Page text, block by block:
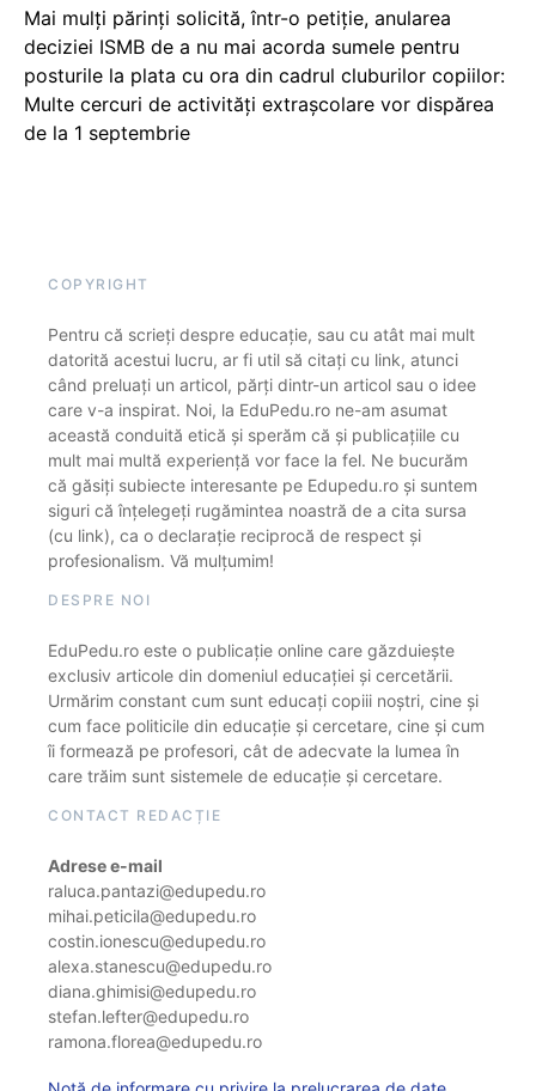
Mai mulți părinți solicită, într-o petiție, anularea
deciziei ISMB de a nu mai acorda sumele pentru
posturile la plata cu ora din cadrul cluburilor copiilor:
Multe cercuri de activități extrașcolare vor dispărea
de la 1 septembrie
COPYRIGHT
Pentru că scrieți despre educație, sau cu atât mai mult
datorită acestui lucru, ar fi util să citați cu link, atunci
când preluați un articol, părți dintr-un articol sau o idee
care v-a inspirat. Noi, la EduPedu.ro ne-am asumat
această conduită etică și sperăm că și publicațiile cu
mult mai multă experiență vor face la fel. Ne bucurăm
că găsiți subiecte interesante pe Edupedu.ro și suntem
siguri că înțelegeți rugămintea noastră de a cita sursa
(cu link), ca o declarație reciprocă de respect și
profesionalism. Vă mulțumim!
DESPRE NOI
EduPedu.ro este o publicație online care găzduiește
exclusiv articole din domeniul educației și cercetării.
Urmărim constant cum sunt educați copiii noștri, cine și
cum face politicile din educație și cercetare, cine și cum
îi formează pe profesori, cât de adecvate la lumea în
care trăim sunt sistemele de educație și cercetare.
CONTACT REDACȚIE
Adrese e-mail
raluca.pantazi@edupedu.ro
mihai.peticila@edupedu.ro
costin.ionescu@edupedu.ro
alexa.stanescu@edupedu.ro
diana.ghimisi@edupedu.ro
stefan.lefter@edupedu.ro
ramona.florea@edupedu.ro